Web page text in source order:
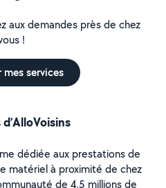
aux demandes près de chez
!
mes services
dédiée aux prestations de
matériel à proximité de chez
de 4,5 millions de